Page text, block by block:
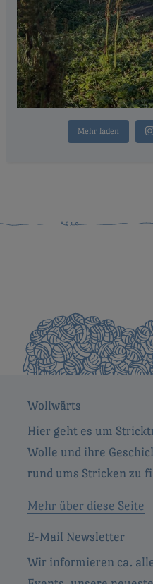
Mehr laden
Wollwärts
Hier geht es um
Wolle und ihre
rund ums Stricken zu
Mehr über diese Seite
E-Mail Newsletter
Wir informieren ca.